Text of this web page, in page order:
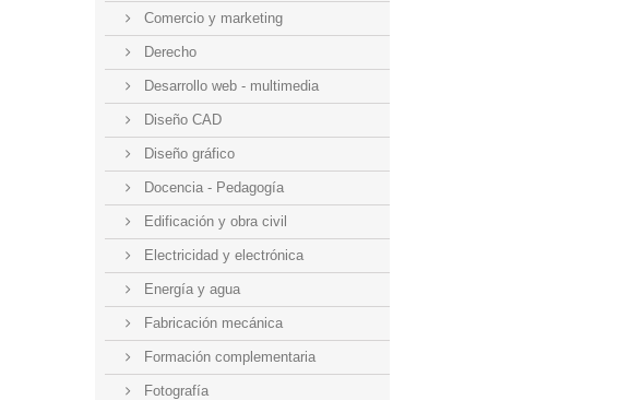
Comercio y marketing
Derecho
Desarrollo web - multimedia
Diseño CAD
Diseño gráfico
Docencia - Pedagogía
Edificación y obra civil
Electricidad y electrónica
Energía y agua
Fabricación mecánica
Formación complementaria
Fotografía